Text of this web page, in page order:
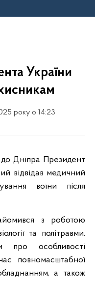
України
року о 14:23
Дніпра Президент
відвідав медичний
воїни після
з роботою
та політравми.
про особливості
повномасштабної
а також